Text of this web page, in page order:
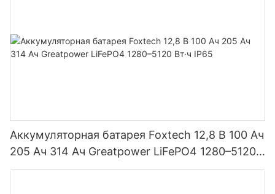
Аккумуляторная батарея Foxtech 12,8 В 100 Ач
205 Ач 314 Ач Greatpower LiFePO4 1280–5120
Вт·ч IP65